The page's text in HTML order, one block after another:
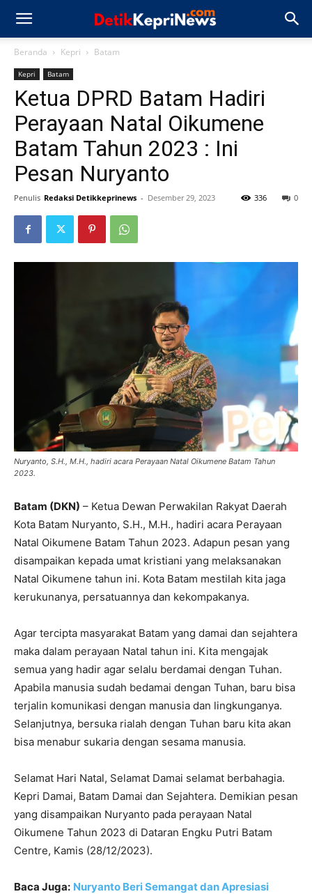
Beranda Kepri Batam
Kepri Batam
Ketua DPRD Batam Hadiri
Perayaan Natal Oikumene
Batam Tahun 2023 : Ini
Pesan Nuryanto
Penulis Redaksi Detikkeprinews - Desember 29, 2023 0
336
Nuryanto, S.H., M.H., hadiri acara Perayaan Natal Oikumene Batam Tahun
2023.
Batam (DKN) – Ketua Dewan Perwakilan Rakyat Daerah
Kota Batam Nuryanto, S.H., M.H., hadiri acara Perayaan
Natal Oikumene Batam Tahun 2023. Adapun pesan yang
disampaikan kepada umat kristiani yang melaksanakan
Natal Oikumene tahun ini. Kota Batam mestilah kita jaga
kerukunanya, persatuannya dan kekompakanya.
Agar tercipta masyarakat Batam yang damai dan sejahtera
maka dalam perayaan Natal tahun ini. Kita mengajak
semua yang hadir agar selalu berdamai dengan Tuhan.
Apabila manusia sudah bedamai dengan Tuhan, baru bisa
terjalin komunikasi dengan manusia dan lingkunganya.
Selanjutnya, bersuka rialah dengan Tuhan baru kita akan
bisa menabur sukaria dengan sesama manusia.
Selamat Hari Natal, Selamat Damai selamat berbahagia.
Kepri Damai, Batam Damai dan Sejahtera. Demikian pesan
yang disampaikan Nuryanto pada perayaan Natal
Oikumene Tahun 2023 di Dataran Engku Putri Batam
Centre, Kamis (28/12/2023).
Baca Juga: Nuryanto Beri Semangat dan Apresiasi